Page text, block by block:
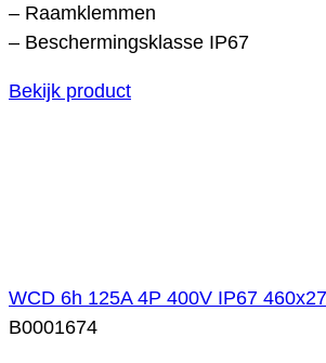
– Raamklemmen
– Beschermingsklasse IP67
Bekijk product
WCD 6h 125A 4P 400V IP67
B0001674